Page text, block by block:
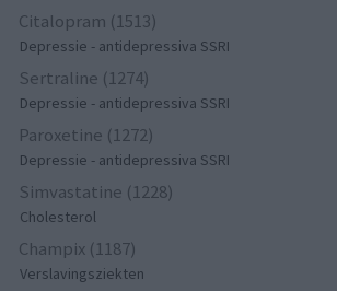
Citalopram (1513)
Depressie - antidepressiva SSRI
Sertraline (1274)
Depressie - antidepressiva SSRI
Paroxetine (1272)
Depressie - antidepressiva SSRI
Simvastatine (1228)
Cholesterol
Champix (1187)
Verslavingsziekten